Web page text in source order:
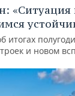
«Ситуация
и новом